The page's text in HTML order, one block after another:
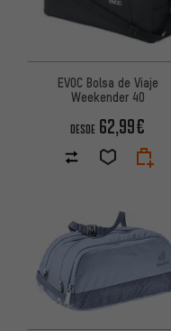
EVOC Bolsa de Viaje
Weekender 40
DESDE 62,99€